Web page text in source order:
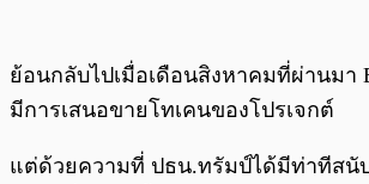
ย้อนกลับไปเมื่อเดือนสิงหาคมที่ผ่านมา
มีการเสนอขายโทเคนของโปรเจกต์
แต่ด้วยความที่ ปธน.ทรัมป์ได้มีท่าทีสนั